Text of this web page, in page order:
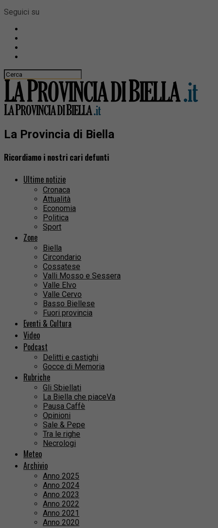
Seguici su
La Provincia di Biella
Ricordiamo i nostri cari defunti
Ultime notizie
Cronaca
Attualità
Economia
Politica
Sport
Zone
Biella
Circondario
Cossatese
Valli Mosso e Sessera
Valle Elvo
Valle Cervo
Basso Biellese
Fuori provincia
Eventi & Cultura
Video
Podcast
Delitti e castighi
Gocce di Memoria
Rubriche
Gli Sbiellati
La Biella che piaceVa
Pausa Caffè
Opinioni
Sale & Pepe
Tra le righe
Necrologi
Meteo
Archivio
Anno 2025
Anno 2024
Anno 2023
Anno 2022
Anno 2021
Anno 2020